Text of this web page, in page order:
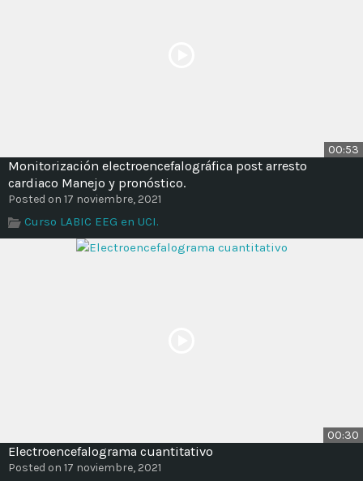
00:53
Monitorización electroencefalográfica post arresto
cardiaco Manejo y pronóstico.
Posted on 17 noviembre, 2021
Curso LABIC EEG en UCI.
00:30
Electroencefalograma cuantitativo
Posted on 17 noviembre, 2021